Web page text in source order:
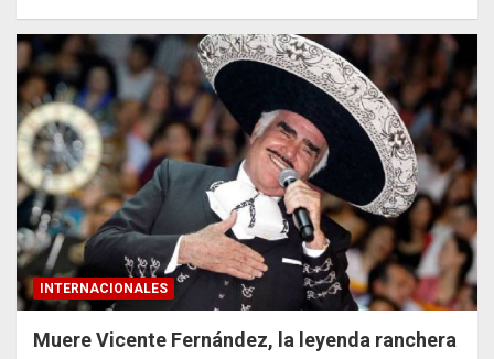
INTERNACIONALES
Muere Vicente Fernández, la leyenda ranchera